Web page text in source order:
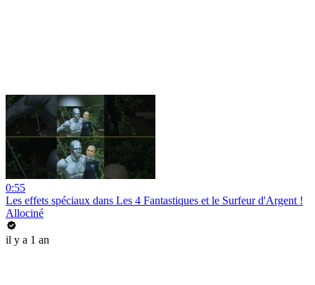
0:55
Les effets spéciaux dans Les 4 Fantastiques et le Surfeur d'Argent !
Allociné
il y a 1 an